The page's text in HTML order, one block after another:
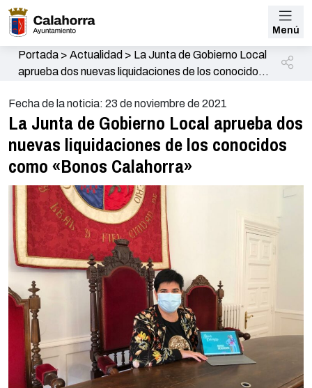
Menú
Portada> Actualidad > La Junta de Gobierno Local
aprueba dos nuevas liquidaciones de los conocidos
Fecha de la noticia: 23 de noviembre de 2021
La Junta de Gobierno Local aprueba dos
nuevas liquidaciones de los conocidos
como «Bonos Calahorra»